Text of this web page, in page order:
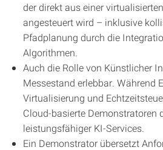
der direkt aus einer
angesteuert wird – inklusive
Pfadplanung durch die
Algorithmen.
Auch die Rolle von Künstlicher
Messestand erlebbar. Während
Virtualisierung und
Cloud-basierte Demonstratoren
leistungsfähiger KI-Services.
Ein Demonstrator übersetzt